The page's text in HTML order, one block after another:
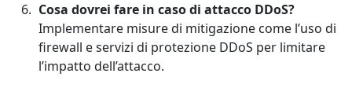
Cosa dovrei fare in caso di attacco DDoS?
Implementare misure di mitigazione come l’uso di
firewall e servizi di protezione DDoS per limitare
l’impatto dell’attacco.